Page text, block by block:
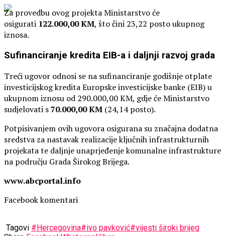
Za provedbu ovog projekta Ministarstvo će
osigurati 122.000,00 KM, što čini 23,22 posto ukupnog
iznosa.
Sufinanciranje kredita EIB-a i daljnji razvoj grada
Treći ugovor odnosi se na sufinanciranje godišnje otplate
investicijskog kredita Europske investicijske banke (EIB) u
ukupnom iznosu od 290.000,00 KM, gdje će Ministarstvo
sudjelovati s70.000,00 KM (24,14 posto).
Potpisivanjem ovih ugovora osigurana su značajna dodatna
sredstva za nastavak realizacije ključnih infrastrukturnih
projekata te daljnje unaprjeđenje komunalne infrastrukture
na području Grada Širokog Brijega.
www.abcportal.info
Facebook komentari
Tagovi #Hercegovina#ivo pavković#vijesti široki brijeg